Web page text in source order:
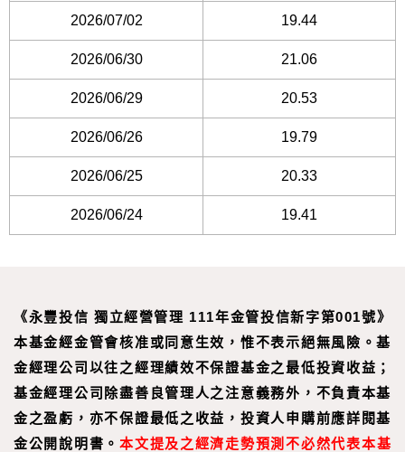
2026/07/02 19.44
2026/06/30 21.06
2026/06/29 20.53
2026/06/26 19.79
2026/06/25 20.33
2026/06/24 19.41
《永豐投信 獨立經營管理 111年金管投信新字第001號》
本基金經金管會核准或同意生效，惟不表示絕無風險。基
金經理公司以往之經理績效不保證基金之最低投資收益；
基金經理公司除盡善良管理人之注意義務外，不負責本基
金之盈虧，亦不保證最低之收益，投資人申購前應詳閱基
金公開說明書。本文提及之經濟走勢預測不必然代表本基